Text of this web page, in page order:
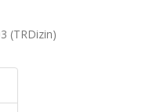
(TRDizin)